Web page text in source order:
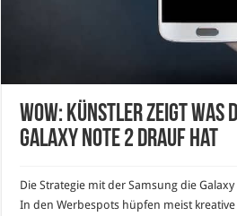
Wow: Künstler zeigt was
Galaxy Note 2 drauf hat
Die Strategie mit der Samsung die
In den Werbespots hüpfen meist